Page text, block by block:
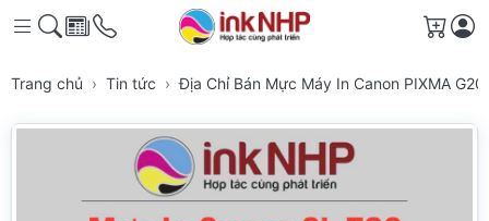
Giỏ
Trang chủ Tin tức Địa Chỉ Bán Mực Máy In Canon PIXMA